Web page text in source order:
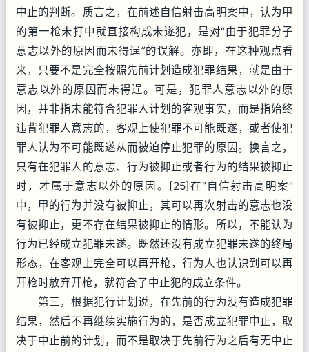
中止的判断。质言之，在前述自信射击高明案中，认为甲
的第一枪未打中就直接构成未遂犯，是对“由于犯罪分子
意志以外的原因而未得逞”的误解。亦即，在这种观点看
来，只要不是完全按照先前计划造成犯罪结果，就是由于
意志以外的原因而未得逞。可是，犯罪人意志以外的原
因，并非指未能符合犯罪人计划的客观事实，而是指始终
违背犯罪人意志的，客观上使犯罪不可能既遂，或者使犯
罪人认为不可能既遂从而被迫停止犯罪的原因。换言之，
只有在犯罪人的意志、行为被抑止或者行为的结果被抑止
时，才属于意志以外的原因。[25]在“自信射击高明案”
中，甲的行为并没有被抑止，其可以再次射击的意志也没
有被抑止，更不存在结果被抑止的情形。所以，不能认为
行为已经成立犯罪未遂。既然还没有成立犯罪未遂的终局
形态，在客观上完全可以再开枪，行为人也认识到可以再
开枪时放弃开枪，就符合了中止犯的成立条件。
第三，根据犯行计划说，在先前的行为没有造成犯罪
结果，然后不再继续实施行为的，是否成立犯罪中止，取
决于中止前的计划，而不是取决于先前行为之后有无中止